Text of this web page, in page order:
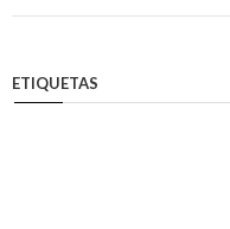
ETIQUETAS